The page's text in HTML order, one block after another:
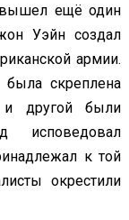
вышел ещё один
Уэйн создал
армии.
скреплена
и другой были
исповедовал
к той
окрестили